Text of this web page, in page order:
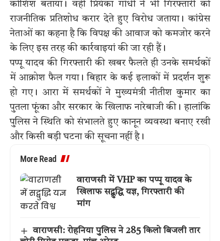
कोशिश बताया। वहीं प्रियंका गांधी ने भी गिरफ्तारी को
राजनीतिक प्रतिशोध करार देते हुए विरोध जताया। कांग्रेस
नेताओं का कहना है कि विपक्ष की आवाज को कमजोर करने
के लिए इस तरह की कार्रवाइयां की जा रही हैं।
पप्पू यादव की गिरफ्तारी की खबर फैलते ही उनके समर्थकों
में आक्रोश फैल गया। बिहार के कई इलाकों में प्रदर्शन शुरू
हो गए। आरा में समर्थकों ने मुख्यमंत्री नीतीश कुमार का
पुतला फूंका और सरकार के खिलाफ नारेबाजी की। हालांकि
पुलिस ने स्थिति को संभालते हुए कानून व्यवस्था बनाए रखी
और किसी बड़ी घटना की सूचना नहीं है।
More Read
वाराणसी में VHP का पप्पू यादव के
खिलाफ सद्बुद्धि यज्ञ, गिरफ्तारी की
मांग
वाराणसी: रोहनिया पुलिस ने 285 किलो बिजली तार